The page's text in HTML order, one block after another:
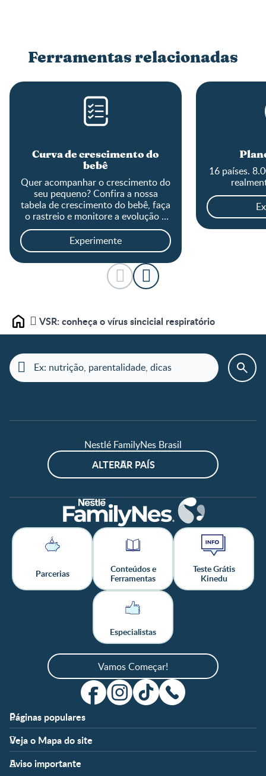
Ferramentas relacionadas
Curva de crescimento do
bebê
Quer acompanhar o crescimento do
seu pequeno? Confira a nossa
tabela de crescimento do bebê, faça
o rastreio e monitore a evolução o
tamanho do baby!
Experimente
16 países.
Home VSR: conheça o vírus sincicial respiratório
Nestlé FamilyNes Brasil
ALTERAR PAÍS
Parcerias
Conteúdos e
Ferramentas
Teste Grátis
Kinedu
Especialistas
Vamos Começar!
Páginas populares
Apoio
FAQ
Nossos Artigos
Clube
Veja o Mapa do site
Fases
Pré-Concepção
Temas
Aviso importante